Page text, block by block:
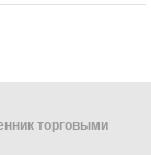
торговыми